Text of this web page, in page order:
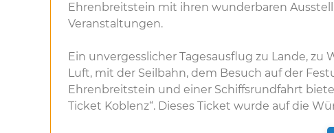
Ehrenbreitstein mit ihren wunderbaren
Veranstaltungen.
Ein unvergesslicher Tagesausflug zu Lande, zu
Luft, mit der Seilbahn, dem Besuch auf der
Ehrenbreitstein und einer Schiffsrundfahrt
Ticket Koblenz“. Dieses Ticket wurde auf die